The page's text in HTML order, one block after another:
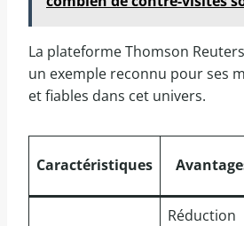
La plateforme Thomson Reuters
un exemple reconnu pour ses
et fiables dans cet univers.
Caractéristiques
Réduction